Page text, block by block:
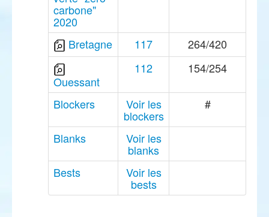
carbone"
2020
Bretagne 117 264/420
Ouessant
112 154/254
Blockers Voir les
blockers
#
Blanks Voir les
blanks
Bests
Voir les
bests